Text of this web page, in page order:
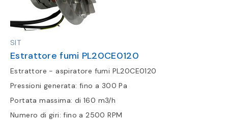
SIT
Estrattore fumi PL20CE0120
Estrattore - aspiratore fumi PL20CE0120
Pressioni generata: fino a 300 Pa
Portata massima: di 160 m3/h
Numero di giri: fino a 2500 RPM